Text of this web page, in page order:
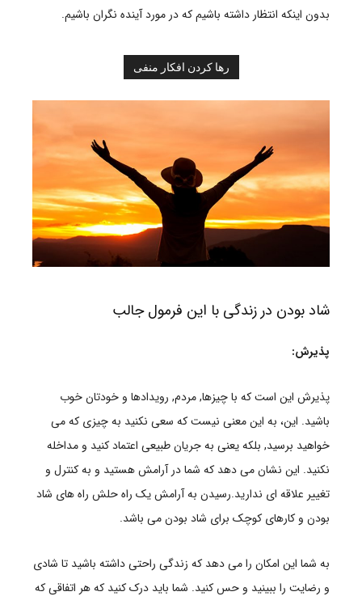
بدون اینکه انتظار داشته باشیم که در مورد آینده نگران باشیم.
رها کردن افکار منفی
شاد بودن در زندگی با این فرمول جالب
پذیرش:
پذیرش این است که با چیزها, مردم, رویدادها و خودتان خوب
باشید. این، به این معنی نیست که سعی نکنید به چیزی که می
خواهید برسید, بلکه یعنی به جریان طبیعی اعتماد کنید و مداخله
نکنید. این نشان می دهد که شما در آرامش هستید و به کنترل و
تغییر علاقه ای ندارید.رسیدن به آرامش یک راه حلش راه های شاد
بودن و کارهای کوچک برای شاد بودن می باشد.
به شما این امکان را می دهد که زندگی راحتی داشته باشید تا شادی
و رضایت را ببینید و حس کنید. شما باید درک کنید که هر اتفاقی که